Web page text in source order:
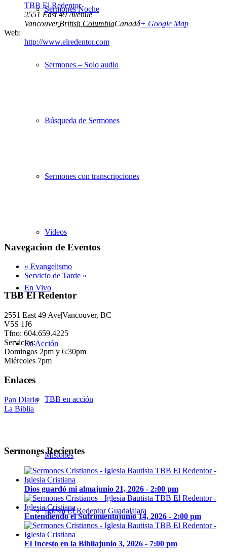
Sermones Noche
Sermones – Solo audio
Búsqueda de Sermones
Sermones con transcripciones
Videos
En Vivo
En Acción
TBB en acción
Misiones
Iglesia El Redentor Guadalajara
TBB El Redentor
2551 East 49 Avenue
Vancouver,British ColumbiaCanadá+ Google Map
Web:
http://www.elredentor.com
Navegacion de Eventos
« Evangelismo
Servicio de Tarde »
TBB El Redentor
2551 East 49 Ave|Vancouver, BC
V5S 1J6
Tfno: 604.659.4225
Servicios:
Domingos 2pm y 6:30pm
Miércoles 7pm
Enlaces
Pan Diario
La Biblia
Sermones Recientes
Dios guardó mi almajunio 21, 2026 - 2:00 pm
Entendiendo el Sufrimientojunio 14, 2026 - 2:00 pm
El Incesto en la Bibliajunio 3, 2026 - 7:00 pm